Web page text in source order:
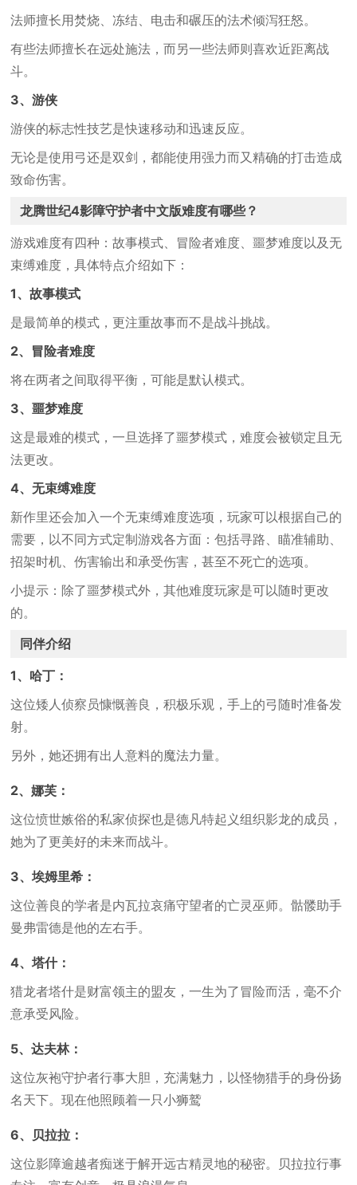
法师擅长用焚烧、冻结、电击和碾压的法术倾泻狂怒。
有些法师擅长在远处施法，而另一些法师则喜欢近距离战
斗。
3、游侠
游侠的标志性技艺是快速移动和迅速反应。
无论是使用弓还是双剑，都能使用强力而又精确的打击造成
致命伤害。
龙腾世纪4影障守护者中文版难度有哪些？
游戏难度有四种：故事模式、冒险者难度、噩梦难度以及无
束缚难度，具体特点介绍如下：
1、故事模式
是最简单的模式，更注重故事而不是战斗挑战。
2、冒险者难度
将在两者之间取得平衡，可能是默认模式。
3、噩梦难度
这是最难的模式，一旦选择了噩梦模式，难度会被锁定且无
法更改。
4、无束缚难度
新作里还会加入一个无束缚难度选项，玩家可以根据自己的
需要，以不同方式定制游戏各方面：包括寻路、瞄准辅助、
招架时机、伤害输出和承受伤害，甚至不死亡的选项。
小提示：除了噩梦模式外，其他难度玩家是可以随时更改
的。
同伴介绍
1、哈丁：
这位矮人侦察员慷慨善良，积极乐观，手上的弓随时准备发
射。
另外，她还拥有出人意料的魔法力量。
2、娜芙：
这位愤世嫉俗的私家侦探也是德凡特起义组织影龙的成员，
她为了更美好的未来而战斗。
3、埃姆里希：
这位善良的学者是内瓦拉哀痛守望者的亡灵巫师。骷髅助手
曼弗雷德是他的左右手。
4、塔什：
猎龙者塔什是财富领主的盟友，一生为了冒险而活，毫不介
意承受风险。
5、达夫林：
这位灰袍守护者行事大胆，充满魅力，以怪物猎手的身份扬
名天下。现在他照顾着一只小狮鹫
6、贝拉拉：
这位影障逾越者痴迷于解开远古精灵地的秘密。贝拉拉行事